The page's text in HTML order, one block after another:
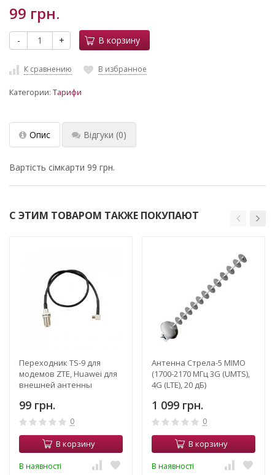
99 грн.
- + В корзину
К сравнению В избранное
Категории: Тарифи
Опис Відгуки (0)
Вартість сімкарти 99 грн.
С ЭТИМ ТОВАРОМ ТАКЖЕ ПОКУПАЮТ
Переходник TS-9 для
модемов ZTE, Huawei для
внешней антенны
99 грн.
0
В корзину
В наявності
Антенна Стрела-5 МІМО
(1700-2170 МГц 3G (UMTS),
4G (LTE), 20 дБ)
1 099 грн.
0
В корзину
В наявності